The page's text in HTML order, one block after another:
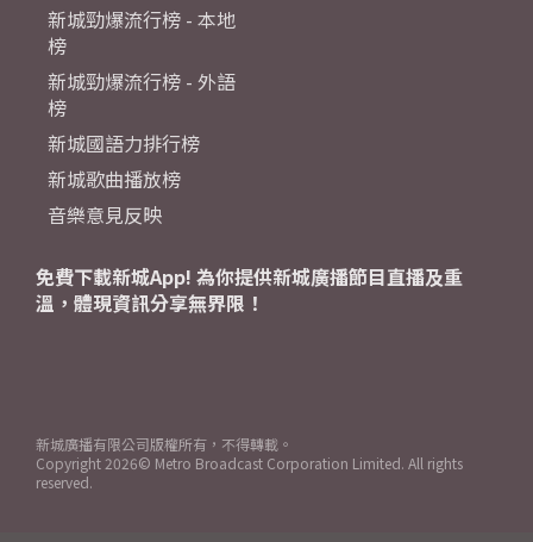
新城勁爆流行榜 - 本地
榜
新城勁爆流行榜 - 外語
榜
新城國語力排行榜
新城歌曲播放榜
音樂意見反映
免費下載新城App! 為你提供新城廣播節目直播及重
溫，體現資訊分享無界限！
新城廣播有限公司版權所有，不得轉載。
Copyright 2026© Metro Broadcast Corporation Limited. All rights
reserved.